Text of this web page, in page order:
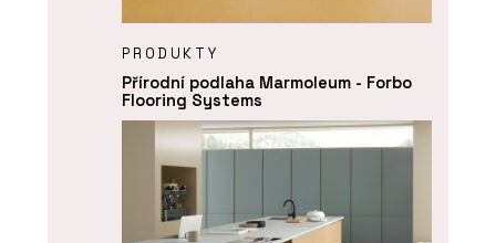
PRODUKTY
Přírodní podlaha Marmoleum - Forbo
Flooring Systems